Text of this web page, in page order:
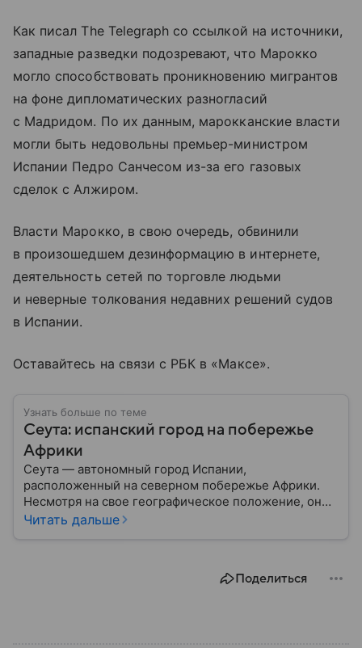
Как писал The Telegraph со ссылкой на источники,
западные разведки подозревают, что Марокко
могло способствовать проникновению мигрантов
на фоне дипломатических разногласий
с Мадридом. По их данным, марокканские власти
могли быть недовольны премьер-министром
Испании Педро Санчесом из-за его газовых
сделок с Алжиром.
Власти Марокко, в свою очередь, обвинили
в произошедшем дезинформацию в интернете,
деятельность сетей по торговле людьми
и неверные толкования недавних решений судов
в Испании.
Оставайтесь на связи с РБК в «Максе».
Узнать больше по теме
Сеута: испанский город на побережье
Африки
Сеута — автономный город Испании,
расположенный на северном побережье Африки.
Несмотря на свое географическое положение, он
остается частью Испании и Европейского союза.
анклавов на африканском континенте: собрали о
Читать дальше
Поделиться